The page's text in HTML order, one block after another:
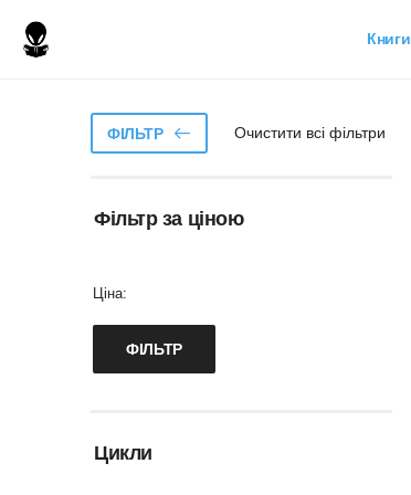
Книги
ФІЛЬТР Очистити всі фільтри
Фільтр за ціною
Ціна:
Цикли